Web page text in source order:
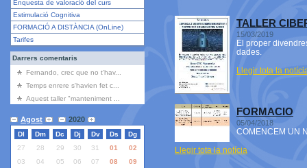
Enquesta de valoració del curs
Estimulació Cognitiva
FORMACIÓ A DISTÀNCIA (OnLine)
Tarifes
Darrers comentaris
Fernando, crec que no t'hav...
Temps enrere s'havien fet c...
Aquest taller "manteniment ...
Agost 2020
Dl Dm Dc Dj Dv Ds
Dg
27
28 29 30 31 01
02
03
04 05 06 07 08
09
TALLER
15/03/2019
El proper
dades.
Llegir tota la
FORMACIO
05/04/2018
COMENCEM UN
Llegir tota la notícia